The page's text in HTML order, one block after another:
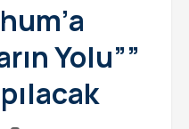
Yolu””